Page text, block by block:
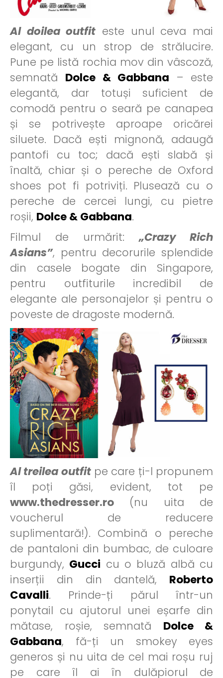
Al doilea outfit este unul ceva mai
elegant, cu un strop de strălucire.
Pune pe listă rochia mov din vâscoză,
semnată Dolce & Gabbana – este
elegantă, dar totuși suficient de
comodă pentru o seară pe canapea
și se potrivește aproape oricărei
siluete. Dacă ești mignonă, adaugă
pantofi cu toc; dacă ești slabă și
înaltă, chiar și o pereche de Oxford
shoes pot fi potriviți. Plusează cu o
pereche de cercei lungi, cu pietre
roșii, Dolce & Gabbana.
Filmul de urmărit:„Crazy Rich
Asians”, pentru decorurile splendide
din casele bogate din Singapore,
pentru outfiturile incredibil de
elegante ale personajelor și pentru o
poveste de dragoste modernă.
Al treilea outfitpe care ți-l propunem
îl poți găsi, evident, tot pe
www.thedresser.ro (nu uita de
voucherul de reducere
suplimentară!). Combină o pereche
de pantaloni din bumbac, de culoare
burgundy, Gucci cu o bluză albă cu
inserții din din dantelă, Roberto
Cavalli. Prinde-ți părul într-un
ponytail cu ajutorul unei eșarfe din
mătase, roșie, semnată Dolce &
Gabbana, fă-ți un smokey eyes
generos și nu uita de cel mai roșu ruj
pe care îl ai în dulăpiorul de